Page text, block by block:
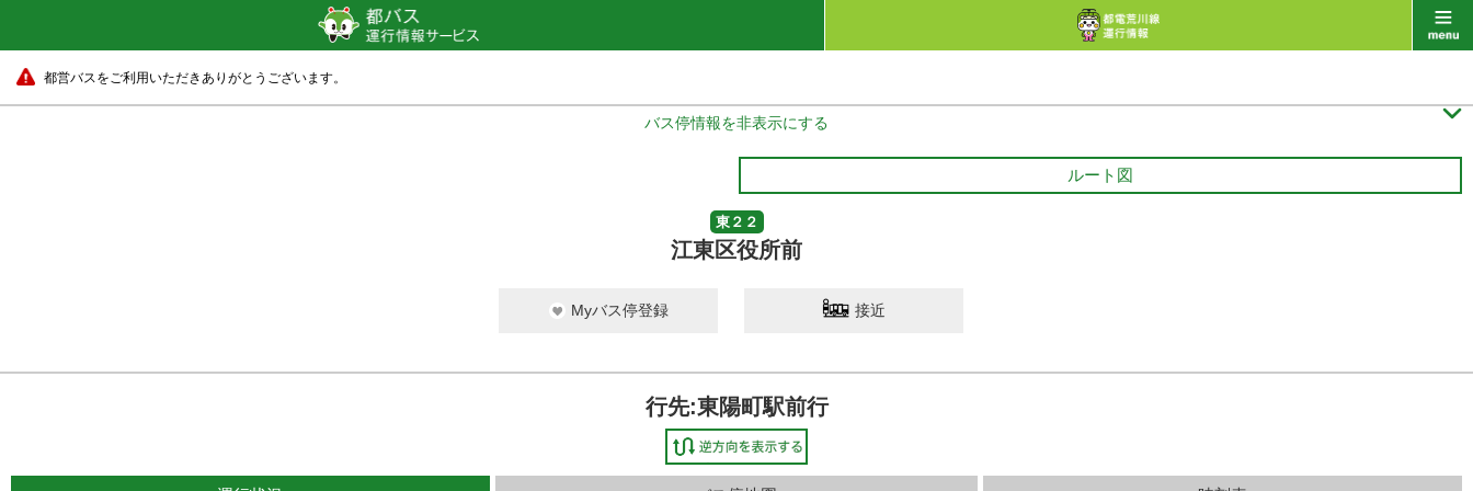
都営バスをご利用いただきありがとうございます。
バス停情報を非表示にする 
ルート図
東２２
江東区役所前
Myバス停登録 接近
行先:東陽町駅前行